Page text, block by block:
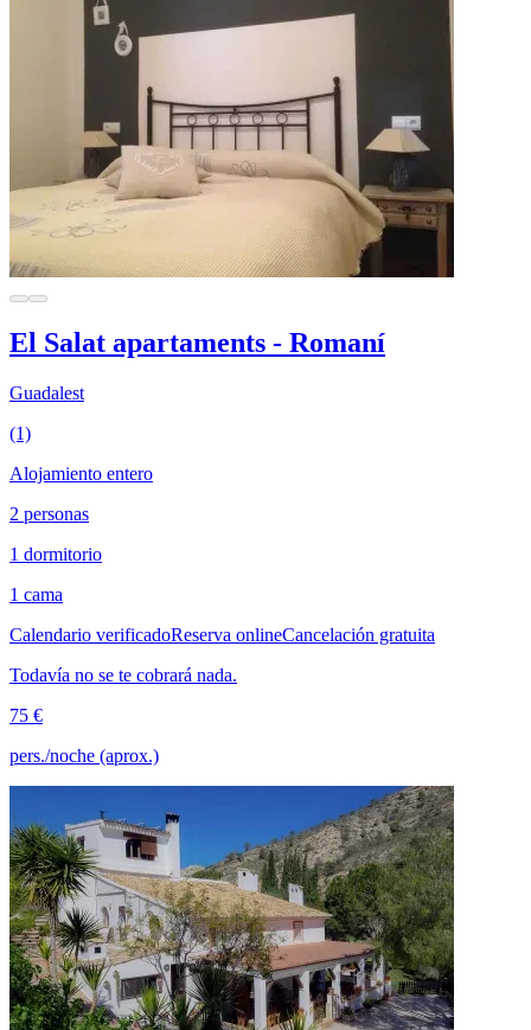
El Salat apartaments - Romaní
Guadalest
(1)
Alojamiento entero
2 personas
1 dormitorio
1 cama
Calendario verificadoReserva onlineCancelación gratuita
Todavía no se te cobrará nada.
75 €
pers./noche (aprox.)